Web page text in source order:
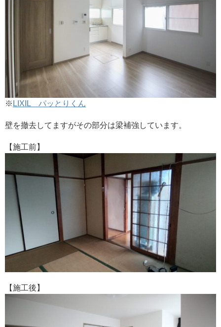
※ LIXIL パッとりくん
壁を撤去してますがその部分は梁補強しています。
【施工前】
【施工後】